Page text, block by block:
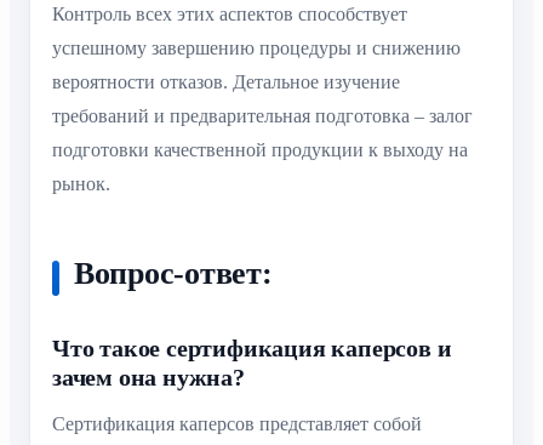
Контроль всех этих аспектов способствует
успешному завершению процедуры и снижению
вероятности отказов. Детальное изучение
требований и предварительная подготовка – залог
подготовки качественной продукции к выходу на
рынок.
Вопрос-ответ:
Что такое сертификация каперсов и
зачем она нужна?
Сертификация каперсов представляет собой